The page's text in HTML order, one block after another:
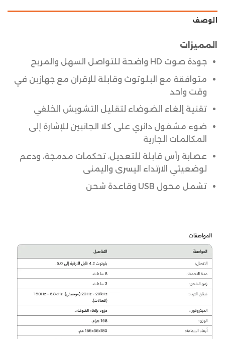
الوصف
المميزات
جودة صوت HD واضحة للتواصل السهل والمريح
متوافقة مع البلوتوث وقابلة للإقران مع جهازين في
وقت واحد
تقنية إلغاء الضوضاء لتقليل التشويش الخلفي
ضوء مشغول دائري على كلا الجانبين للإشارة إلى
المكالمات الجارية
عصابة رأس قابلة للتعديل، تحكمات مدمجة، ودعم
لوضعيتي الارتداء اليسرى واليمنى
تشمل محول USB وقاعدة شحن